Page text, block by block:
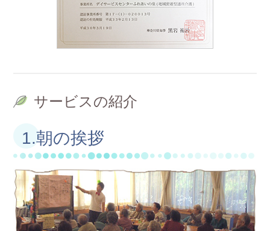
サービスの紹介
1.朝の挨拶